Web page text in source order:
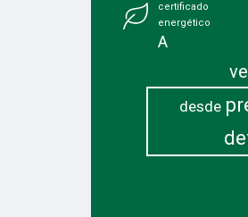
certificado
energético
A
desde